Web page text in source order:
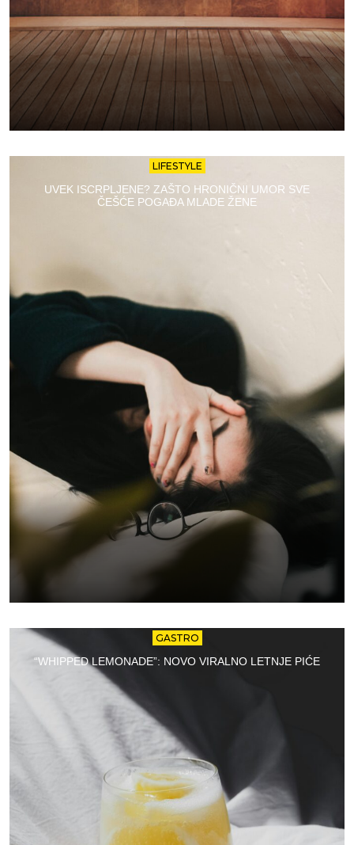
LIFESTYLE
UVEK ISCRPLJENE? ZAŠTO HRONIČNI UMOR SVE
ČEŠĆE POGAĐA MLADE ŽENE
GASTRO
“WHIPPED LEMONADE”: NOVO VIRALNO LETNJE PIĆE